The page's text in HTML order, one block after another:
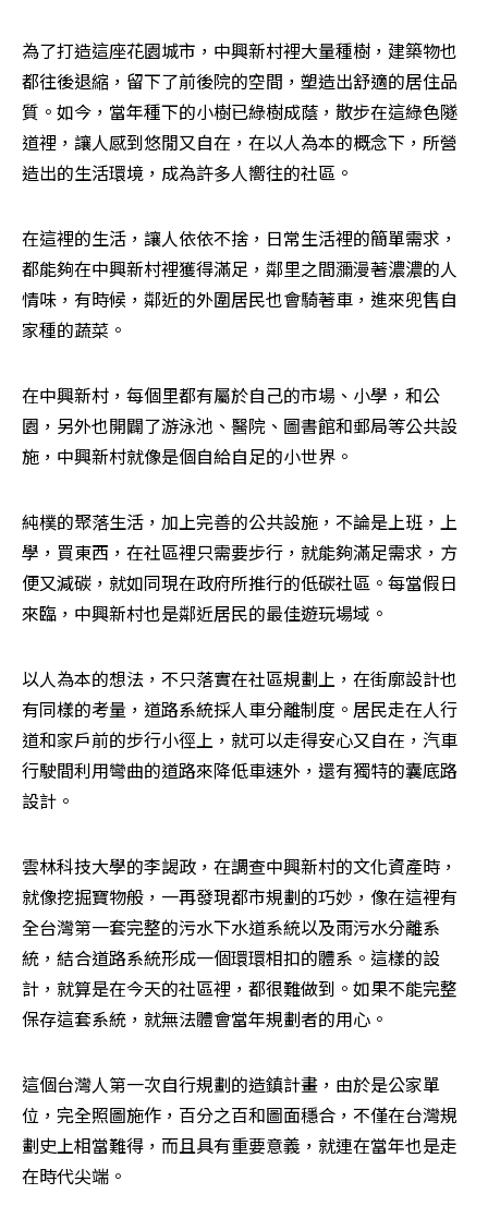
為了打造這座花園城市，中興新村裡大量種樹，建築物也
都往後退縮，留下了前後院的空間，塑造出舒適的居住品
質。如今，當年種下的小樹已綠樹成蔭，散步在這綠色隧
道裡，讓人感到悠閒又自在，在以人為本的概念下，所營
造出的生活環境，成為許多人嚮往的社區。
在這裡的生活，讓人依依不捨，日常生活裡的簡單需求，
都能夠在中興新村裡獲得滿足，鄰里之間瀰漫著濃濃的人
情味，有時候，鄰近的外圍居民也會騎著車，進來兜售自
家種的蔬菜。
在中興新村，每個里都有屬於自己的市場、小學，和公
園，另外也開闢了游泳池、醫院、圖書館和郵局等公共設
施，中興新村就像是個自給自足的小世界。
純樸的聚落生活，加上完善的公共設施，不論是上班，上
學，買東西，在社區裡只需要步行，就能夠滿足需求，方
便又減碳，就如同現在政府所推行的低碳社區。每當假日
來臨，中興新村也是鄰近居民的最佳遊玩場域。
以人為本的想法，不只落實在社區規劃上，在街廓設計也
有同樣的考量，道路系統採人車分離制度。居民走在人行
道和家戶前的步行小徑上，就可以走得安心又自在，汽車
行駛間利用彎曲的道路來降低車速外，還有獨特的囊底路
設計。
雲林科技大學的李謁政，在調查中興新村的文化資產時，
就像挖掘寶物般，一再發現都市規劃的巧妙，像在這裡有
全台灣第一套完整的污水下水道系統以及雨污水分離系
統，結合道路系統形成一個環環相扣的體系。這樣的設
計，就算是在今天的社區裡，都很難做到。如果不能完整
保存這套系統，就無法體會當年規劃者的用心。
這個台灣人第一次自行規劃的造鎮計畫，由於是公家單
位，完全照圖施作，百分之百和圖面穩合，不僅在台灣規
劃史上相當難得，而且具有重要意義，就連在當年也是走
在時代尖端。